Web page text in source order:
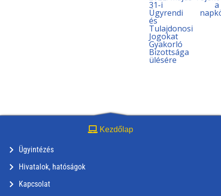
31-i
Ügyrendi
és
Tulajdonosi
Jogokat
Gyakorló
Bizottsága
ülésére
Kezdőlap
Ügyintézés
Hivatalok, hatóságok
Kapcsolat